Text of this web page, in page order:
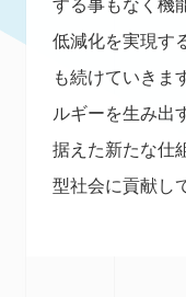
する事もなく機
低減化を実現す
も続けていきま
ルギーを生み出
据えた新たな仕
型社会に貢献し